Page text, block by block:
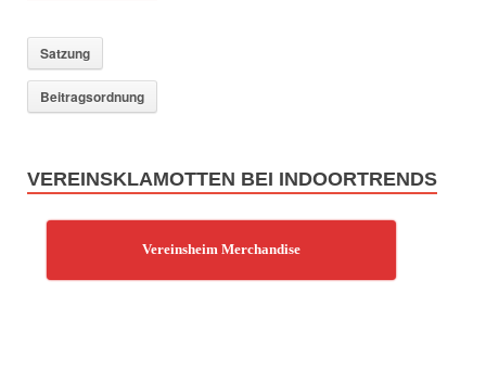
Satzung
Beitragsordnung
VEREINSKLAMOTTEN BEI INDOORTRENDS
Vereinsheim Merchandise